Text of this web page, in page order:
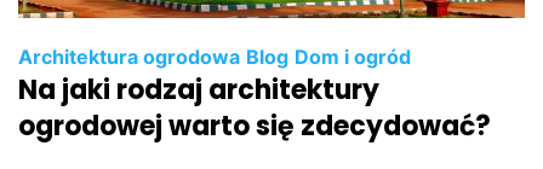
Architektura ogrodowa Blog Dom i ogród
Na jaki rodzaj architektury
ogrodowej warto się zdecydować?